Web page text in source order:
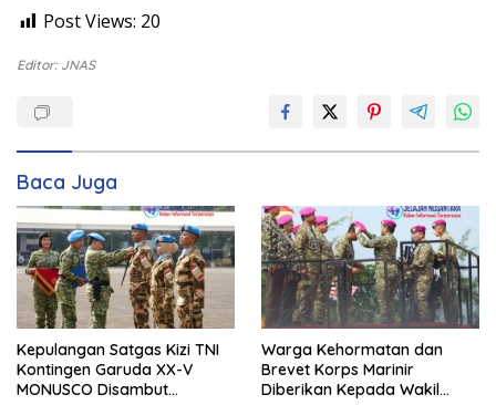
Post Views: 20
Editor: JNAS
Baca Juga
Kepulangan Satgas Kizi TNI
Kontingen Garuda XX-V
MONUSCO Disambut
Warga Kehormatan dan
Brevet Korps Marinir
Diberikan Kepada Wakil